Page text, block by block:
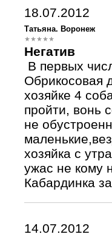
18.07.2012
Татьяна. Воронеж
Негатив
В первых
Обрикосовая
хозяйке 4
пройти, вонь
не
хозяйка с
ужас не кому
Кабардинка
14.07.2012